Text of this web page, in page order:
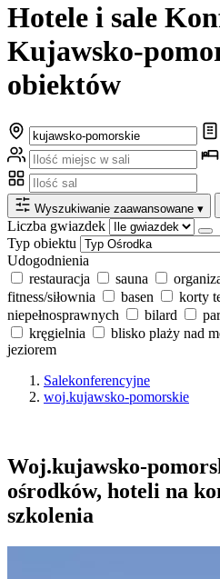
Hotele i sale
Kujawsko-
obiektów
Wyszukiwanie zaawansowane ▾
Liczba gwiazdek
Typ obiektu
Udogodnienia
restauracja
sauna
fitness/siłownia
basen korty
niepełnosprawnych
bilard
kręgielnia
blisko plaży nad
jeziorem
Salekonferencyjne
woj.kujawsko-pomorskie
Woj.kujawsko-
ośrodków, hoteli na
szkolenia